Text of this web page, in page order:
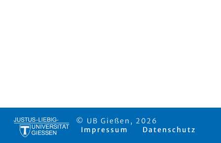
© UB Gießen, 2026
Impressum
Datenschutz